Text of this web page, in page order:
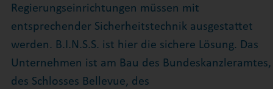
Regierungseinrichtungen müssen mit
entsprechender Sicherheitstechnik ausgestattet
werden. B.I.N.S.S. ist hier die sichere Lösung. Das
Unternehmen ist am Bau des Bundeskanzleramtes,
des Schlosses Bellevue, des